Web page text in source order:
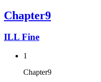
Chapter9
ILL Fine
1
Chapter9